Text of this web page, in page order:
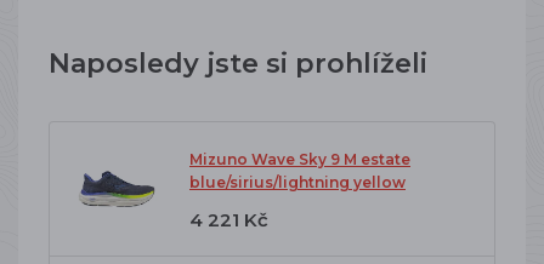
Naposledy jste si prohlíželi
Mizuno Wave Sky 9 M estate
blue/sirius/lightning yellow
4 221 Kč